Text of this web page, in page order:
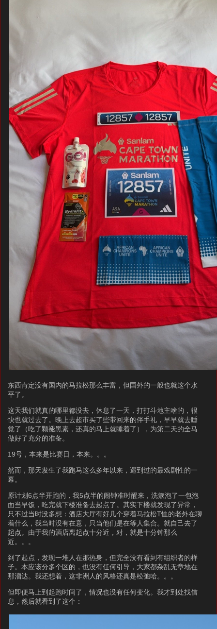
东西肯定没有国内的马拉松那么丰富，但国外的一般也就这个水
平了。
这天我们就真的哪里都没去，休息了一天，打打斗地主啥的，很
快也就过去了。晚上去超市买了些带回来的伴手礼，早早就去睡
觉了（吃了颗褪黑素，还真的马上就睡着了），为第二天的全马
做好了充分的准备。
19号，本来是比赛日，本来。。。
然而，那天发生了我跑马这么多年以来，遇到过的最戏剧性的一
幕。
原计划6点半开跑的，我5点半的闹钟准时醒来，洗簌泡了一包泡
面当早饭，吃完就下楼准备去起点了。其实下楼就发现了异常，
只不过当时没多想：酒店大厅有好几个穿着马拉松T恤的老外在聊
着什么，我当时没有在意，只当他们是在等人集合。就自己去了
起点。由于我的酒店离起点十分近，对，就是十分钟那么
近。。。
到了起点，发现一堆人在那热身，但完全没有看到有组织者的样
子。本应该分多个区的，也没有任何引导，大家都杂乱无章地在
那溜达。我还想着，这非洲人的风格还真是松弛哈。。。
但即便马上到起跑时间了，情况也没有任何变化。我才到处找信
息，然后就看到了这个：